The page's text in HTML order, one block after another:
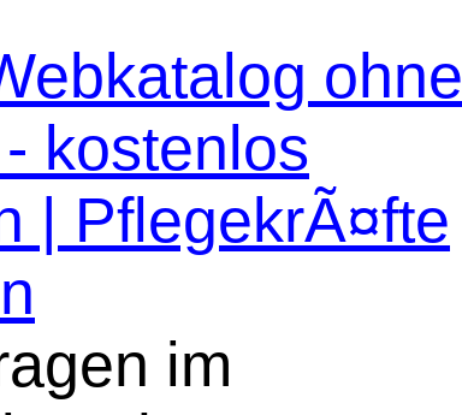
ohne
kostenlos
| PflegekrÃ¤fte
im